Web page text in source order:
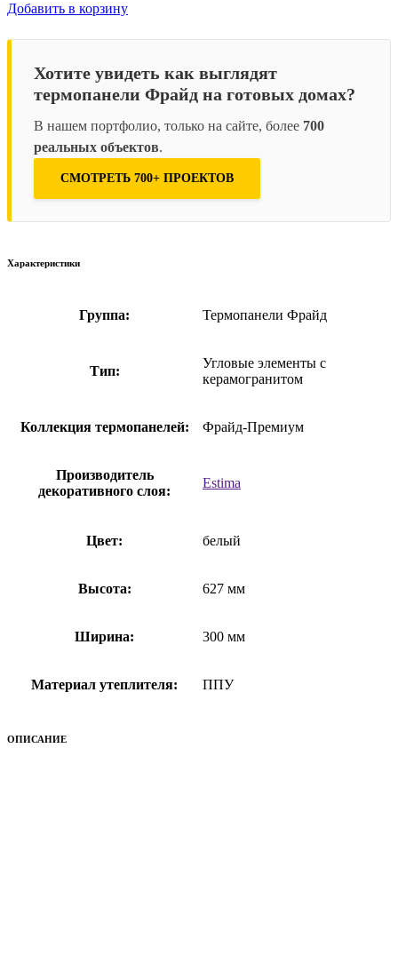
Добавить в корзину
Хотите увидеть как выглядят
термопанели Фрайд на готовых домах?
В нашем портфолио, только на сайте, более 700
реальных объектов.
СМОТРЕТЬ 700+ ПРОЕКТОВ
Характеристики
Группа: Термопанели Фрайд
Тип:
Угловые элементы с
керамогранитом
Коллекция термопанелей: Фрайд-Премиум
Производитель
декоративного слоя:
Estima
Цвет: белый
Высота: 627 мм
Ширина: 300 мм
Материал утеплителя: ППУ
ОПИСАНИЕ